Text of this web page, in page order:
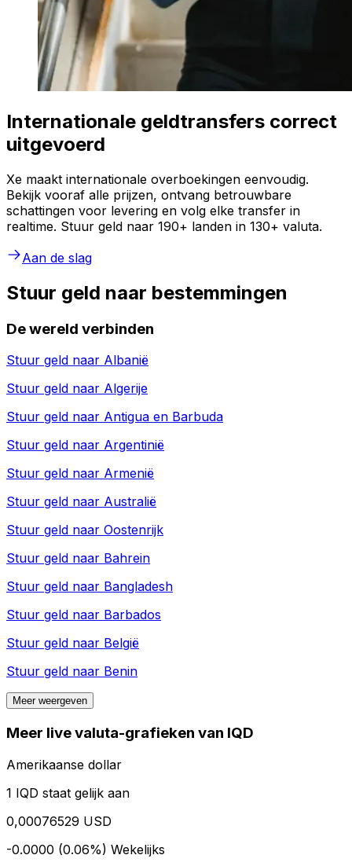
Internationale geldtransfers correct
uitgevoerd
Xe maakt internationale overboekingen eenvoudig.
Bekijk vooraf alle prijzen, ontvang betrouwbare
schattingen voor levering en volg elke transfer in
realtime. Stuur geld naar 190+ landen in 130+ valuta.
Aan de slag
Stuur geld naar bestemmingen
De wereld verbinden
Stuur geld naar Albanië
Stuur geld naar Algerije
Stuur geld naar Antigua en Barbuda
Stuur geld naar Argentinië
Stuur geld naar Armenië
Stuur geld naar Australië
Stuur geld naar Oostenrijk
Stuur geld naar Bahrein
Stuur geld naar Bangladesh
Stuur geld naar Barbados
Stuur geld naar België
Stuur geld naar Benin
Meer weergeven
Meer live valuta-grafieken van IQD
Amerikaanse dollar
1 IQD staat gelijk aan
0,00076529 USD
-0.0000 (0.06%) Wekelijks